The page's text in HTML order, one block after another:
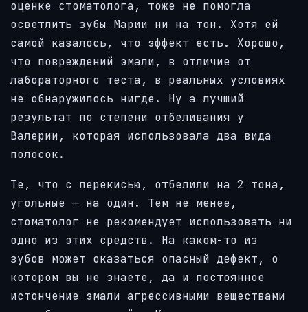
оценке стоматолога, тоже не помогла
осветлить зубы Марии ни на тон. Хотя ей
самой казалось, что эффект есть. Хорошо,
что повреждений эмали, в отличие от
лабораторного теста, в реальных условиях
не обнаружилось нигде. Ну а лучший
результат по степени отбеливания у
Валерии, которая использовала два вида
полосок.
Те, что с перекисью, отбелили на 2 тона,
угольные — на один.
Тем не менее,
стоматолог не рекомендует использовать ни
одно из этих средств. На каком-то из
зубов может оказаться опасный дефект, о
котором вы не знаете, да и постоянное
истончение эмали агрессивными веществами